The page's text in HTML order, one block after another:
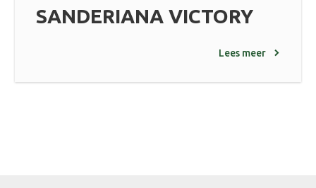
SANDERIANA VICTORY
Lees meer